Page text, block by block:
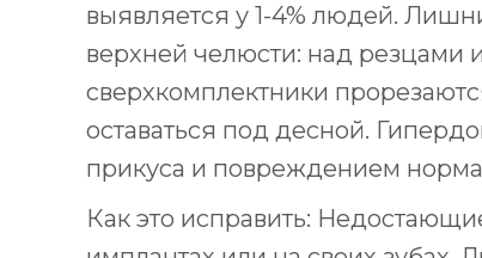
выявляется у 1-4% людей.
верхней челюсти: над резцами
сверхкомплектники
оставаться под десной.
прикуса и повреждением
Как это исправить: